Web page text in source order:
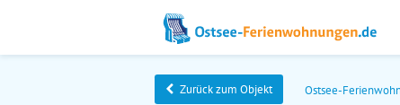
Zurück zum Objekt Ostsee-